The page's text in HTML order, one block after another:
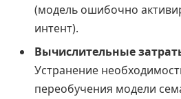
(модель ошибочно
интент).
Вычислительные
Устранение
переобучения модели